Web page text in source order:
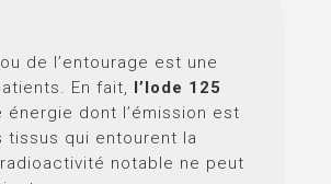
de l’entourage est une
En fait, l’Iode 125
dont l’émission est
qui entourent la
notable ne peut